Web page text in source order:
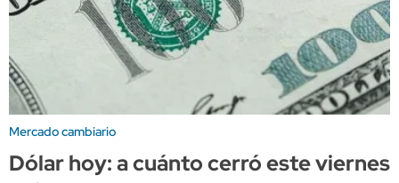
Mercado cambiario
Dólar hoy: a cuánto cerró este viernes